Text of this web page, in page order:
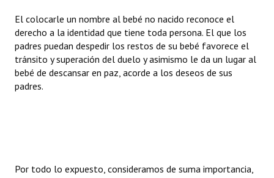
Entrega de distinciones
REFORMA DE LA CARTA ORGÁNICA
El colocarle un nombre al bebé no nacido reconoce el
derecho a la identidad que tiene toda persona. El que los
padres puedan despedir los restos de su bebé favorece el
tránsito y superación del duelo y asimismo le da un lugar al
bebé de descansar en paz, acorde a los deseos de sus
padres.
Por todo lo expuesto, consideramos de suma importancia,